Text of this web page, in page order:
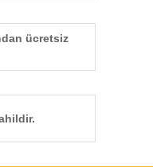
ücretsiz